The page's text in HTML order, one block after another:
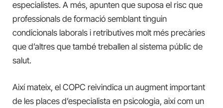
especialistes. A més, apunten que suposa el risc que
professionals de formació semblant tinguin
condicionals laborals i retributives molt més precàries
que d’altres que també treballen al sistema públic de
salut.
Així mateix, el COPC reivindica un augment important
de les places d’especialista en psicologia, així com un